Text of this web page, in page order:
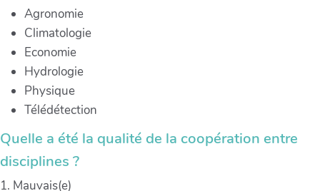
Agronomie
Climatologie
Economie
Hydrologie
Physique
Télédétection
Quelle a été la qualité de la coopération entre
disciplines ?
1. Mauvais(e)